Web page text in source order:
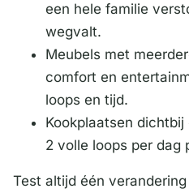
een hele familie
wegvalt.
Meubels met
comfort en
loops en tijd.
Kookplaatsen
2 volle loops per dag
Test altijd één